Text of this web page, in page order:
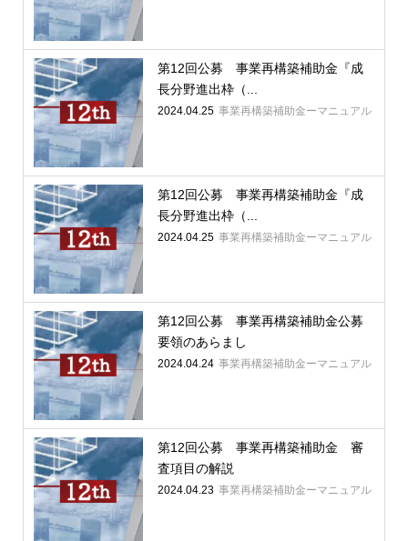
第12回公募 事業再構築補助金『成
長分野進出枠（...
2024.04.25 事業再構築補助金ーマニュアル
第12回公募 事業再構築補助金『成
長分野進出枠（...
2024.04.25 事業再構築補助金ーマニュアル
第12回公募 事業再構築補助金公募
要領のあらまし
2024.04.24 事業再構築補助金ーマニュアル
第12回公募 事業再構築補助金 審
査項目の解説
2024.04.23 事業再構築補助金ーマニュアル